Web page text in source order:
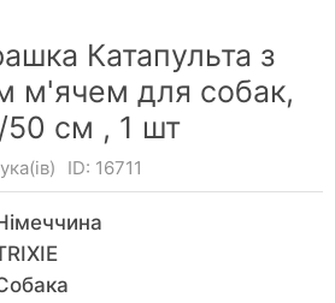
Катапульта з
м'ячем для собак,
50 cм , 1 шт
ID: 16711